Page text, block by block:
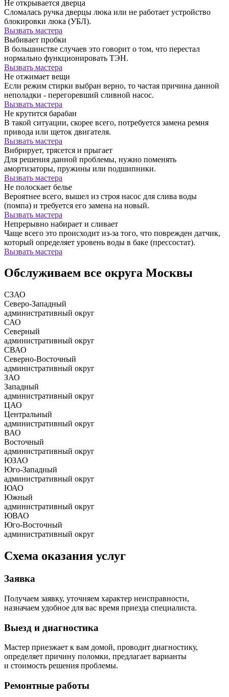
Не открывается дверца
Сломалась ручка дверцы люка или не работает устройство
блокировки люка (УБЛ).
Вызвать мастера
Выбивает пробки
В большинстве случаев это говорит о том, что перестал
нормально функционировать ТЭН.
Вызвать мастера
Не отжимает вещи
Если режим стирки выбран верно, то частая причина данной
неполадки - перегоревший сливной насос.
Вызвать мастера
Не крутится барабан
В такой ситуации, скорее всего, потребуется замена ремня
привода или щеток двигателя.
Вызвать мастера
Вибрирует, трясется и прыгает
Для решения данной проблемы, нужно поменять
амортизаторы, пружины или подшипники.
Вызвать мастера
Не полоскает белье
Вероятнее всего, вышел из строя насос для слива воды
(помпа) и требуется его замена на новый.
Вызвать мастера
Непрерывно набирает и сливает
Чаще всего это происходит из-за того, что поврежден датчик,
который определяет уровень воды в баке (прессостат).
Вызвать мастера
Обслуживаем все округа Москвы
СЗАО
Северо-Западный
административный округ
САО
Северный
административный округ
СВАО
Северно-Восточный
административный округ
ЗАО
Западный
административный округ
ЦАО
Центральный
административный округ
ВАО
Восточный
административный округ
ЮЗАО
Юго-Западный
административный округ
ЮАО
Южный
административный округ
ЮВАО
Юго-Восточный
административный округ
Схема оказания услуг
Заявка
Получаем заявку, уточняем характер неисправности,
назначаем удобное для вас время приезда специалиста.
Выезд и диагностика
Мастер приезжает к вам домой, проводит диагностику,
определяет причину поломки, предлагает варианты
и стоимость решения проблемы.
Ремонтные работы